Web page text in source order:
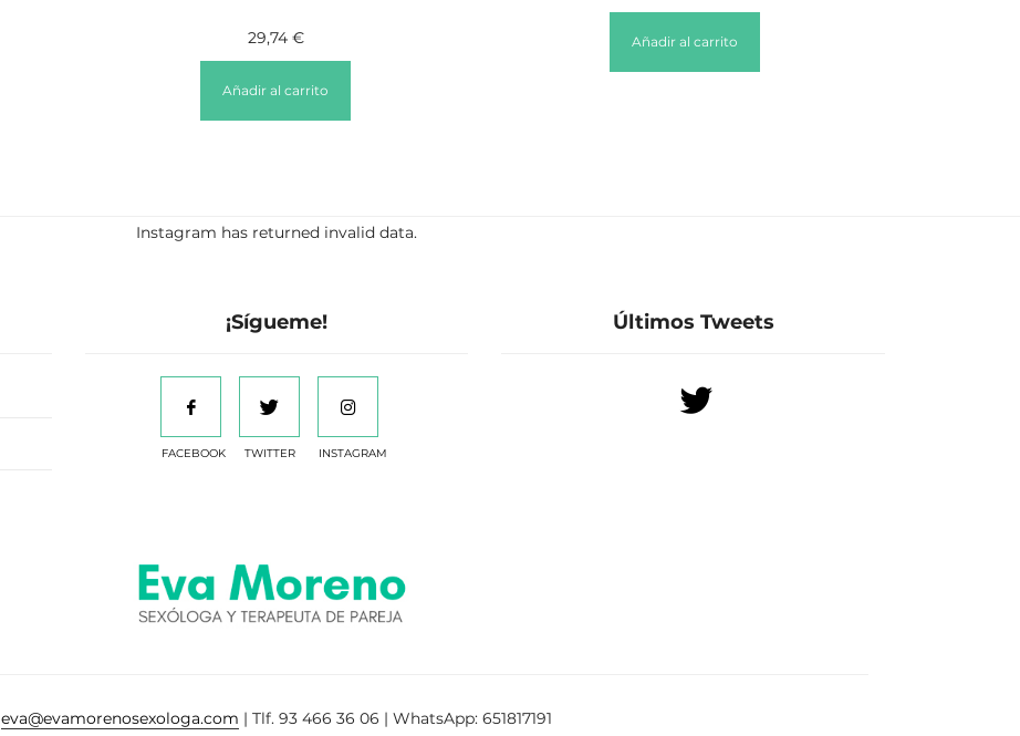
29,74 €
Añadir al carrito
Añadir al carrito
Instagram has returned invalid data.
¡Sígueme!
FACEBOOK TWITTER INSTAGRAM
Últimos Tweets
eva@evamorenosexologa.com | Tlf. 93 466 36 06 | WhatsApp: 651817191